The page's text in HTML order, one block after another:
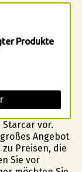
Produkte
vor.
Angebot
Preisen, die
Sie vor